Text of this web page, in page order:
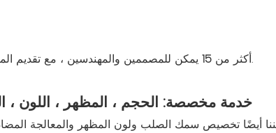
أكثر من 15 يمكن للمصممين والمهندسين ، مع تقديم المشورة المهنية ، ضمان الامتثال لمتطلبات العملاء.
خدمة مخصصة: الحجم ، المظهر ، اللون ،